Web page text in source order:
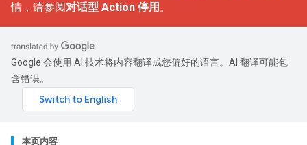
情，请参阅对话型 Action 停用 。
Google 会使用 AI 技术将内容翻译成您偏好的语言。AI 翻译可能包
含错误。
本页内容